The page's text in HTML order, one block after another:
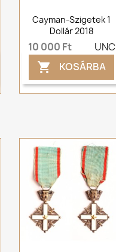
Cayman-Szigetek 1
Dollár 2018
10 000 Ft UNC
 KOSÁRBA